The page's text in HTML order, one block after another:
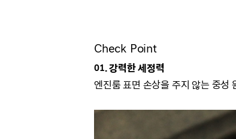
Check Point
01. 강력한 세정력
엔진룸 표면 손상을 주지 않는 중성